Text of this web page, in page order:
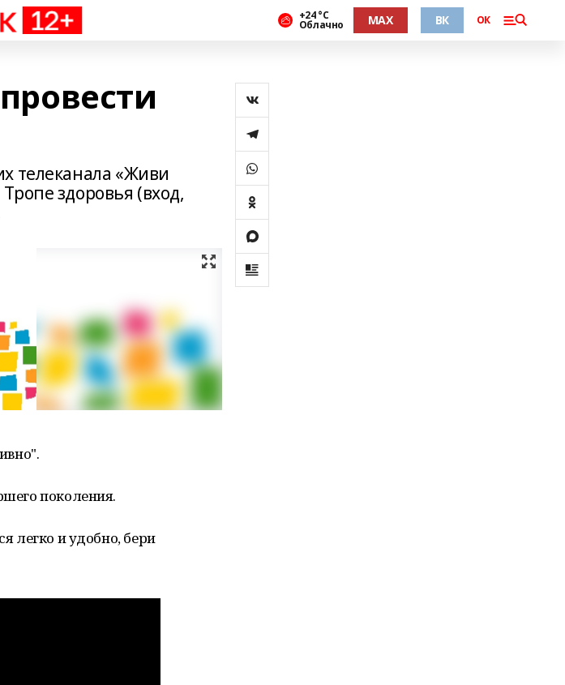
+24 °С
Облачно MAX ВК ОК
телеканала «Живи
здоровья (вход,
поколения.
легко и удобно, бери